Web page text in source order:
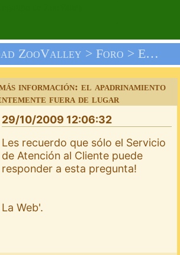
ZooValley > Foro > El Rincón De Patrocinio
información: el apadrinamiento
fuera de lugar
29/10/2009 12:06:32
Les recuerdo que sólo el Servicio
de Atención al Cliente puede
responder a esta pregunta!
La Web'.